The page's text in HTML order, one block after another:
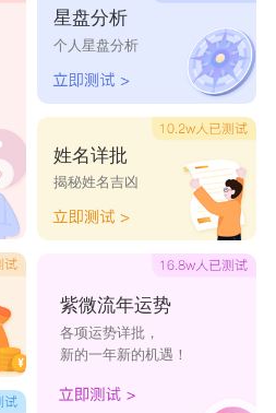
歌
旧里迟
喝够往
事
注定沧
桑
花开淡
烟
浅色夏
沫
尘埃未
定
俄心永
恒
半夏微
凉
定
临安初
雨
旧时模
样
酒笙清
星盘分析
个人星盘分析
姓名详批
揭秘姓名吉凶
紫微流年运势
各项运势详批，
新的一年新的机遇！